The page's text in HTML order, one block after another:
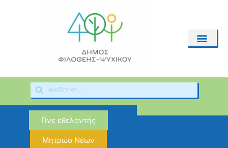
Γίνε εθελοντής
Μητρώο Νέων